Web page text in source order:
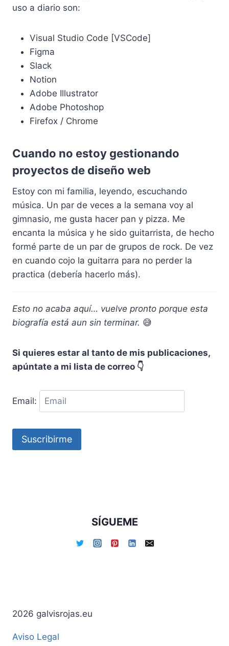
uso a diario son:
Visual Studio Code [VSCode]
Figma
Slack
Notion
Adobe Illustrator
Adobe Photoshop
Firefox / Chrome
Cuando no estoy gestionando
proyectos de diseño web
Estoy con mi familia, leyendo, escuchando
música. Un par de veces a la semana voy al
gimnasio, me gusta hacer pan y pizza. Me
encanta la música y he sido guitarrista, de hecho
formé parte de un par de grupos de rock. De vez
en cuando cojo la guitarra para no perder la
practica (debería hacerlo más).
Esto no acaba aquí… vuelve pronto porque esta
biografía está aun sin terminar. 😅
Si quieres estar al tanto de mis publicaciones,
apúntate a mi lista de correo 👇
Email:
Suscribirme
SÍGUEME
2026 galvisrojas.eu
Aviso Legal